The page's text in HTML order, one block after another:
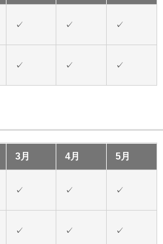
✓ ✓ ✓
✓ ✓ ✓
3月 4月 5月
✓ ✓ ✓
✓ ✓ ✓